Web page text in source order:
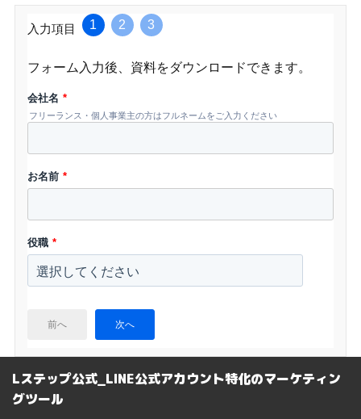
入力項目 1 2 3
フォーム入力後、資料をダウンロードできます。
会社名 *
フリーランス・個人事業主の方はフルネームをご入力ください
お名前 *
役職 *
前へ 次へ
Lステップ公式_LINE公式アカウント特化のマーケティン
グツール